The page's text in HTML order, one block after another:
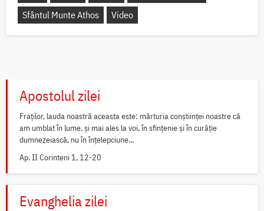
Sfântul Munte Athos
Video
Apostolul zilei
Fraților, lauda noastră aceasta este: mărturia conștiinței noastre că
am umblat în lume, și mai ales la voi, în sfințenie și în curăție
dumnezeiască, nu în înțelepciune...
Ap. II Corinteni 1, 12-20
Evanghelia zilei